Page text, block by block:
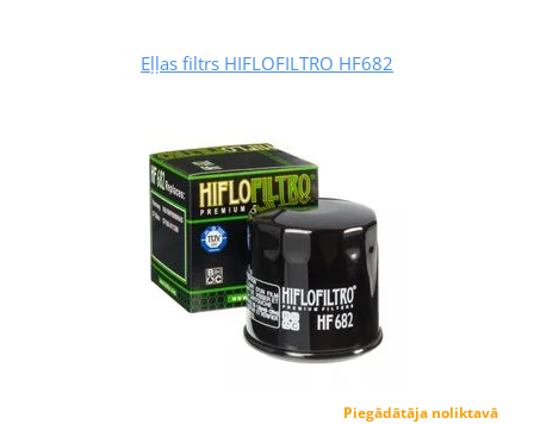
Eļļas filtrs HIFLOFILTRO HF682
Piegādātāja noliktavā